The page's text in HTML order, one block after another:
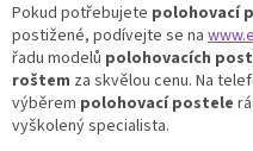
Pokud potřebujete polohovací
postižené, podívejte se na
řadu modelů polohovacích
roštem za skvělou cenu. Na
výběrem polohovací postele
vyškolený specialista.